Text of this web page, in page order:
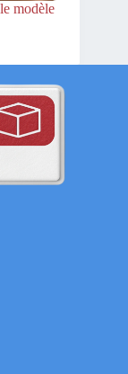
modèle